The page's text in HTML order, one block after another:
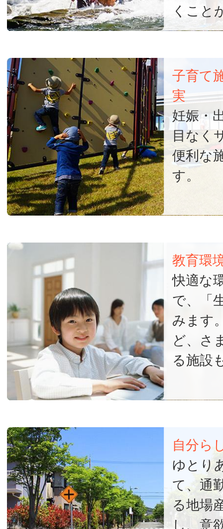
理
ABOUT
NISHIWAKI
くこと
子育て
実
妊娠・
目なく
便利な
す。
教育環
快適な
で、「
みます
ど、さ
る施設
自分ら
ゆとり
て、通
る地場
し、意